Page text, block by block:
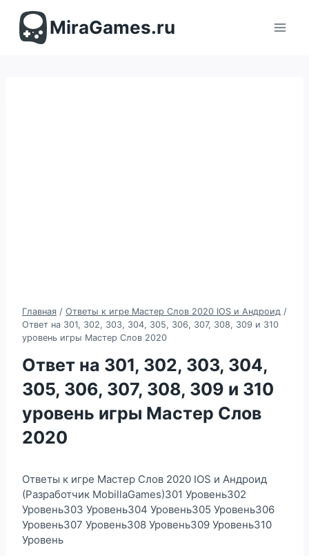
содержимомуMiraGames.ru
Главная / Ответы к игре Мастер Слов 2020 IOS и Андроид /
Ответ на 301, 302, 303, 304, 305, 306, 307, 308, 309 и 310
уровень игры Мастер Слов 2020
Ответ на 301, 302, 303, 304,
305, 306, 307, 308, 309 и 310
уровень игры Мастер Слов
2020
Ответы к игре Мастер Слов 2020 IOS и Андроид
(Разработчик MobillaGames)301 Уровень302
Уровень303 Уровень304 Уровень305 Уровень306
Уровень307 Уровень308 Уровень309 Уровень310
Уровень